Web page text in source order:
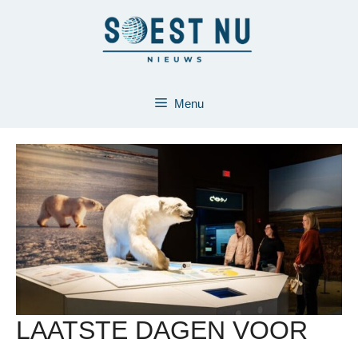
Menu
LAATSTE DAGEN VOOR